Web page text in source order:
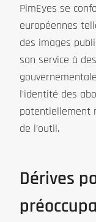
PimEyes se
européennes
des images
son service à
l’identité des
potentiellement
de l’outil.
Dérives